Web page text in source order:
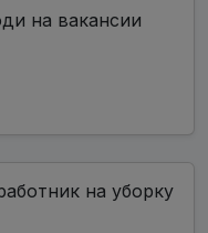
на вакансии
на уборку